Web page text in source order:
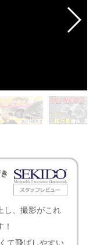
し、撮影がこれ
て飛ばしやすい